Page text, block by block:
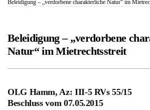
Beleidigung – „verdorbene charakterliche Natur“ im
Beleidigung – „verdorbene
Natur“ im Mietrechtsstreit
OLG Hamm, Az: III-5 RVs 55/15
Beschluss vom 07.05.2015